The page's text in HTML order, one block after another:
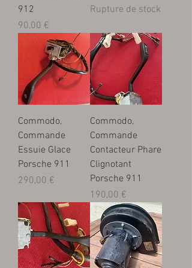
912
Prix
90,00 €
Rupture de stock
Commodo,
Commande
Essuie Glace
Porsche 911
Prix
290,00 €
Commodo,
Commande
Contacteur Phare
Clignotant
Porsche 911
Prix
190,00 €